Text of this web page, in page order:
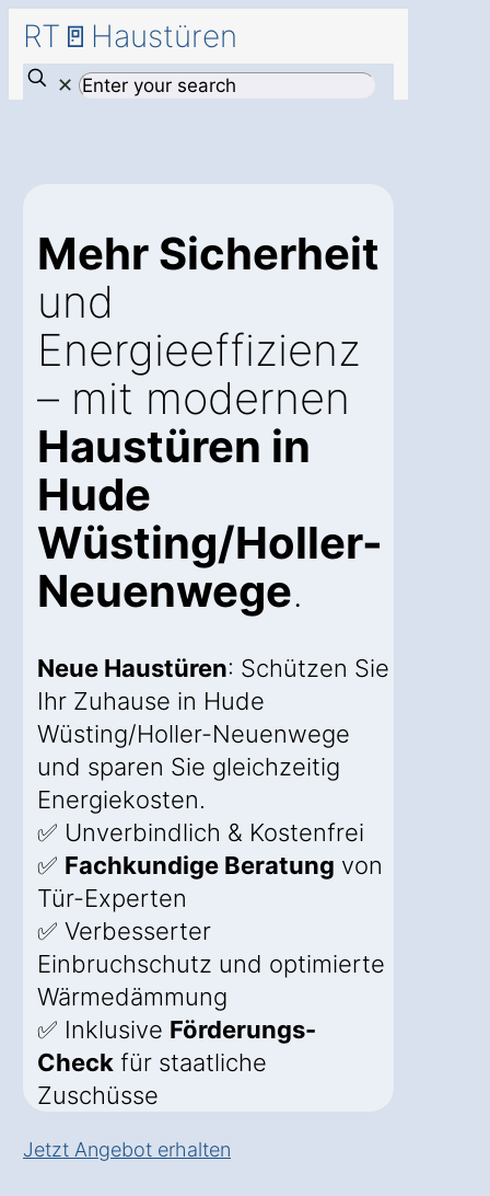
RT🚪Haustüren
✕
Mehr Sicherheit
und
Energieeffizienz
– mit modernen
Haustüren in
Hude
Wüsting/Holler-
Neuenwege.
Neue Haustüren: Schützen Sie
Ihr Zuhause in Hude
Wüsting/Holler-Neuenwege
und sparen Sie gleichzeitig
Energiekosten.
✅ Unverbindlich & Kostenfrei
✅ Fachkundige Beratung von
Tür-Experten
✅ Verbesserter
Einbruchschutz und optimierte
Wärmedämmung
✅ Inklusive Förderungs-
Check für staatliche
Zuschüsse
Jetzt Angebot erhalten